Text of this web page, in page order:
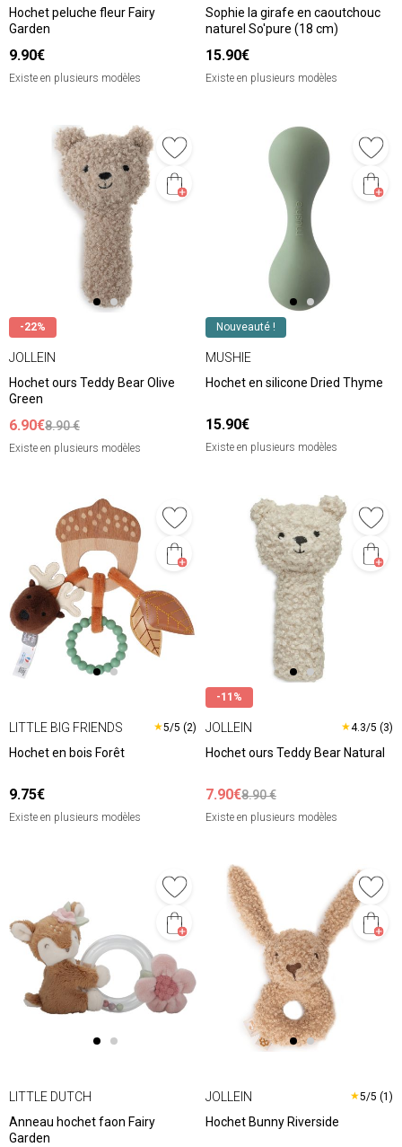
Hochet peluche fleur Fairy
Garden
9.90€
Existe en plusieurs modèles
Sophie la girafe en caoutchouc
naturel So'pure (18 cm)
15.90€
Existe en plusieurs modèles
-22%
JOLLEIN
Hochet ours Teddy Bear Olive
Green
6.90€8.90 €
Existe en plusieurs modèles
Nouveauté !
MUSHIE
Hochet en silicone Dried Thyme
15.90€
Existe en plusieurs modèles
LITTLE BIG FRIENDS ★5/5 (2)
Hochet en bois Forêt
9.75€
Existe en plusieurs modèles
-11%
JOLLEIN ★4.3/5 (3)
Hochet ours Teddy Bear Natural
7.90€8.90 €
Existe en plusieurs modèles
LITTLE DUTCH
Anneau hochet faon Fairy
Garden
JOLLEIN ★5/5 (1)
Hochet Bunny Riverside